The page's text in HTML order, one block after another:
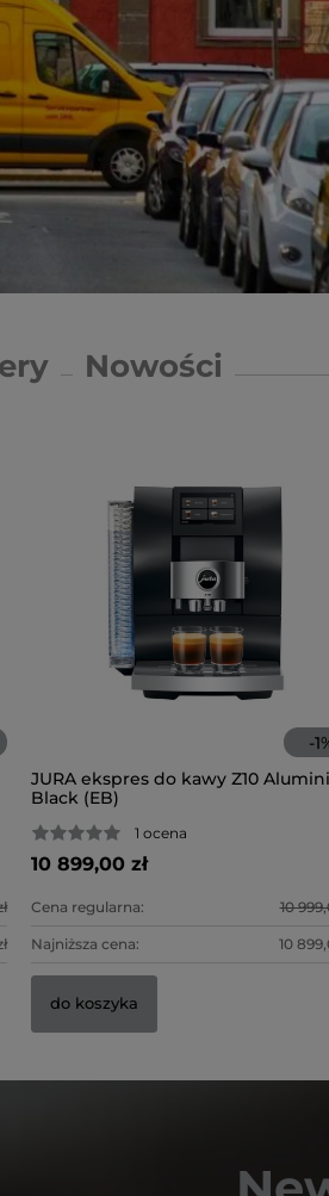
Nowości
-1
JURA ekspres do kawy Z10
Black (EB)
1 ocena
10 899,00 zł
Cena regularna: 10
Najniższa cena: 10
do koszyka